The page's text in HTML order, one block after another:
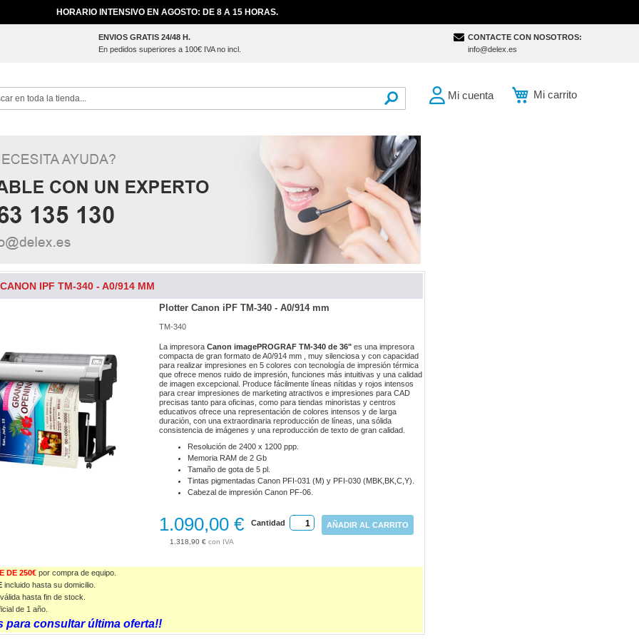
HORARIO INTENSIVO EN AGOSTO: DE 8 A 15 HORAS.
ENVIOS GRATIS 24/48 H.
En pedidos superiores a 100€ IVA no incl.
CONTACTE CON NOSOTROS:
info@delex.es
Mi carrito
Mi cuenta
IPF TM-340 - A0/914 MM
Plotter Canon iPF TM-340 - A0/914 mm
TM-340
La impresoraCanon imagePROGRAF TM-340 de 36" es una impresora
compacta de gran formato de A0/914 mm , muy silenciosa y con capacidad
para realizar impresiones en 5 colores con tecnología de impresión térmica
que ofrece menos ruido de impresión, funciones más intuitivas y una calidad
de imagen excepcional. Produce fácilmente líneas nítidas y rojos intensos
para crear impresiones de marketing atractivos e impresiones para CAD
precisas tanto para oficinas, como para tiendas minoristas y centros
educativos ofrece una representación de colores intensos y de larga
duración, con una extraordinaria reproducción de líneas, una sólida
consistencia de imágenes y una reproducción de texto de gran calidad.
Resolución de 2400 x 1200 ppp.
Memoria RAM de 2 Gb
Tamaño de gota de 5 pl.
Tintas pigmentadas Canon PFI-031 (M) y PFI-030 (MBK,BK,C,Y).
Cabezal de impresión Canon PF-06.
1.318,90 €
1.090,00 € Cantidad AÑADIR AL CARRITO
DE 250€ por compra de equipo.
incluido hasta su domicilio.
válida hasta fin de stock.
de 1 año.
para consultar última oferta!!